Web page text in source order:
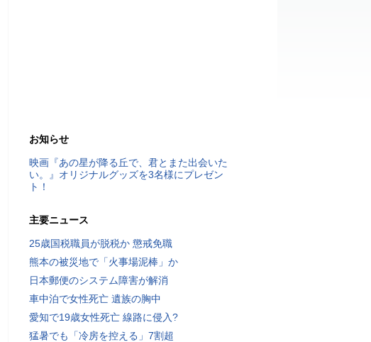
お知らせ
映画『あの星が降る丘で、君とまた出会いた
い。』オリジナルグッズを3名様にプレゼン
ト！
主要ニュース
25歳国税職員が脱税か 懲戒免職
熊本の被災地で「火事場泥棒」か
日本郵便のシステム障害が解消
車中泊で女性死亡 遺族の胸中
愛知で19歳女性死亡 線路に侵入?
猛暑でも「冷房を控える」7割超